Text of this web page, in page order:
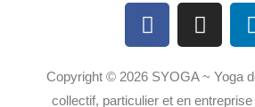
Copyright © 2026 SYOGA ~ Yoga
collectif, particulier et en